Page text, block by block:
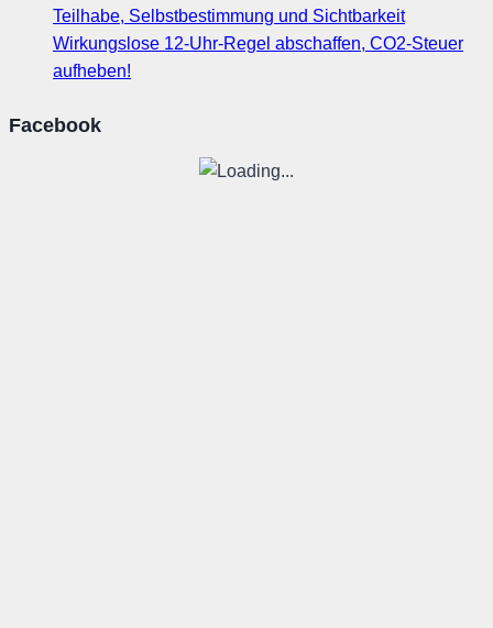
Teilhabe, Selbstbestimmung und Sichtbarkeit
Wirkungslose 12-Uhr-Regel abschaffen, CO2-Steuer
aufheben!
Facebook